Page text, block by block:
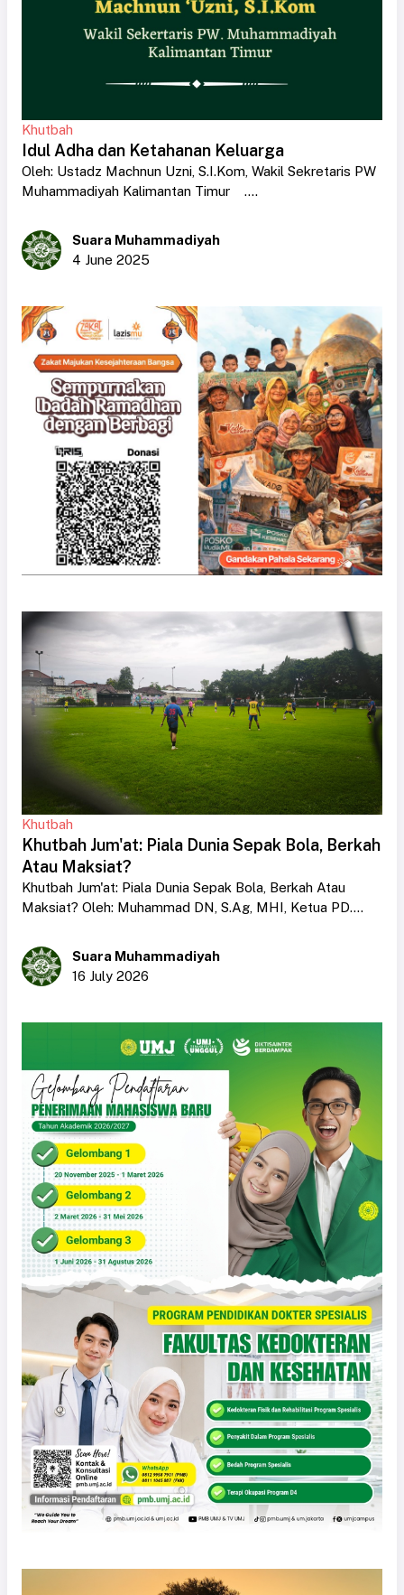
Khutbah
Idul Adha dan Ketahanan Keluarga
Oleh: Ustadz Machnun Uzni, S.I.Kom, Wakil Sekretaris PW
Muhammadiyah Kalimantan Timur ....
Suara Muhammadiyah
4 June 2025
Khutbah
Khutbah Jum'at: Piala Dunia Sepak Bola, Berkah
Atau Maksiat?
Khutbah Jum'at: Piala Dunia Sepak Bola, Berkah Atau
Maksiat? Oleh: Muhammad DN, S.Ag, MHI, Ketua PD....
Suara Muhammadiyah
16 July 2026